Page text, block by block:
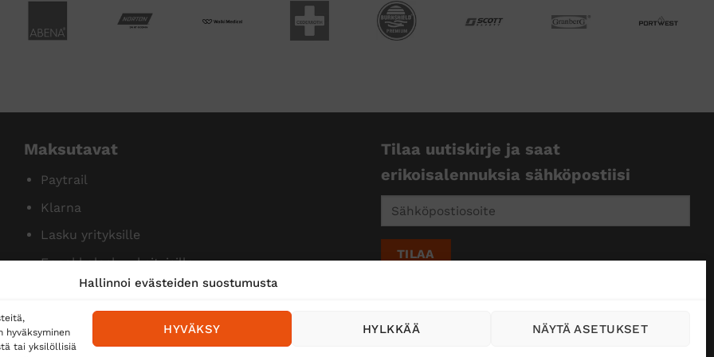
Hallinnoi evästeiden suostumusta
tai yksilöllisiä
HYVÄKSY HYLKKÄÄ NÄYTÄ ASETUKSET
Maksutavat
Paytrail
Klarna
Lasku yrityksille
Ennakkolasku yksityisille
Tilaa uutiskirje ja saat
erikoisalennuksia sähköpostiisi